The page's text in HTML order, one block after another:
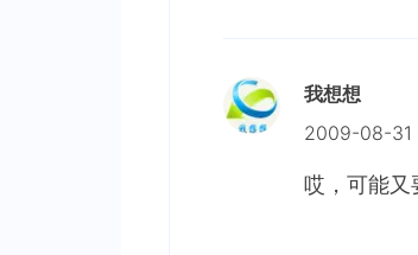
我想想
2009-08-31
哎，可能又